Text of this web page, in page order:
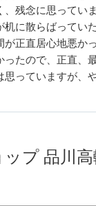
残念に思ってい
に散らばってい
正直居心地悪か
たので、正直、
っていますが、
ップ 品川